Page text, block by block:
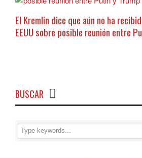
El Kremlin dice que aún no ha
EEUU sobre posible reunión entre
BUSCAR